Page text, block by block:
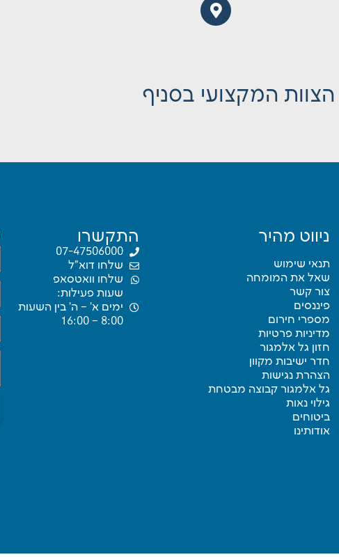
הצוות המקצועי בסניף
ניווט מהיר
תנאי שימוש
שאל את המומחה
צור קשר
פיננסים
מספרי חירום
מדיניות פרטיות
חזון גל אלמגור
חדר ישיבות מקוון
הצהרת נגישות
גל אלמגור קבוצה מבטחת
גילוי נאות
ביטוחים
אודותינו
התקשרו
07-47506000
שלחו דוא"ל
שלחו וואטסאפ
שעות פעילות:
ימים א’ – ה’ בין השעות
8:00 – 16:00